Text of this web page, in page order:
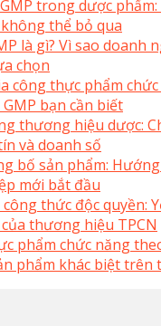
trong dược
thể bỏ qua
là gì? Vì sao doanh
chọn
công thực phẩm
bạn cần biết
thương hiệu dược:
và doanh số
bố sản phẩm:
mới bắt đầu
thức độc quyền:
thương hiệu TPCN
phẩm chức năng
phẩm khác biệt